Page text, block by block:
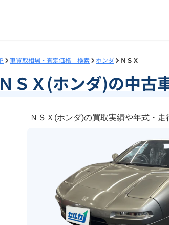
車買取相場・査定価格 検索 ホンダ ＮＳＸ
ＮＳＸ(ホンダ)の中古
ＮＳＸ(ホンダ)の買取実績や年式・